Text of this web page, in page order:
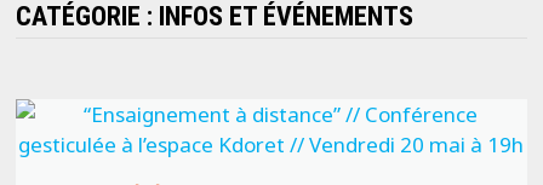
CATÉGORIE : INFOS ET ÉVÉNEMENTS